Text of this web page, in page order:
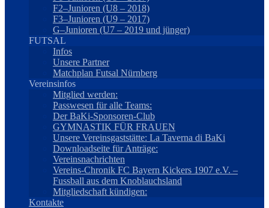
F2–Junioren (U8 – 2018)
F3–Junioren (U9 – 2017)
G–Junioren (U7 – 2019 und jünger)
FUTSAL
Infos
Unsere Partner
Matchplan Futsal Nürnberg
Vereinsinfos
Mitglied werden:
Passwesen für alle Teams:
Der BaKi-Sponsoren-Club
GYMNASTIK FÜR FRAUEN
Unsere Vereinsgaststätte: La Taverna di BaKi
Downloadseite für Anträge:
Vereinsnachrichten
Vereins-Chronik FC Bayern Kickers 1907 e.V. –
Fussball aus dem Knoblauchsland
Mitgliedschaft kündigen:
Kontakte